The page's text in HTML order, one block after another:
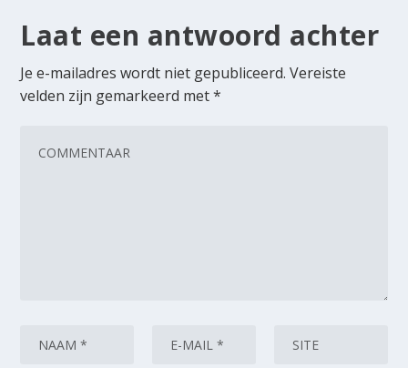
Laat een antwoord achter
Je e-mailadres wordt niet gepubliceerd. Vereiste
velden zijn gemarkeerd met*